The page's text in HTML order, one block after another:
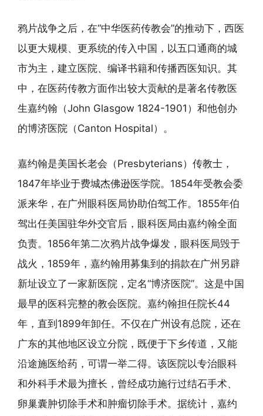
鸦片战争之后，在“中华医药传教会”的推动下，西医
以更大规模、更系统的传入中国，以五口通商的城
市为主，建立医院、编译书籍和传播西医知识。其
中，在医药传教方面作出较大贡献的是著名传教医
生嘉约翰（John Glasgow 1824-1901）和他创办
的博济医院（Canton Hospital）。
嘉约翰是美国长老会（Presbyterians）传教士，
1847年毕业于费城杰佛逊医学院。1854年受教会委
派来华，在广州眼科医局协助伯驾工作。1855年伯
驾出任美国驻华外交官后，眼科医局由嘉约翰全面
负责。1856年第二次鸦片战争爆发，眼科医局毁于
战火，1859年，嘉约翰用募集到的捐款在广州另辟
新址设立了一家新医院，定名“博济医院”。这是中国
最早的医科完整的教会医院。嘉约翰担任院长44
年，直到1899年卸任。不仅在广州设有总院，还在
广东的其他地区设立分院，既便于下乡传道，又能
沿途施医给药，可谓一举二得。该医院以专治眼科
和外科手术最为擅长，曾经成功施行过结石手术、
卵巢囊肿切除手术和肿瘤切除手术。据统计，嘉约